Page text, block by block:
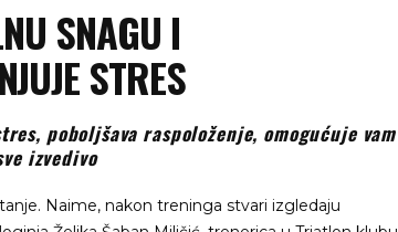
SNAGU I
STRES
poboljšava raspoloženje, omogućuje vam
izvedivo
Naime, nakon treninga stvari izgledaju